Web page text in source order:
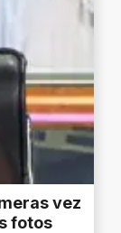
vez
fotos